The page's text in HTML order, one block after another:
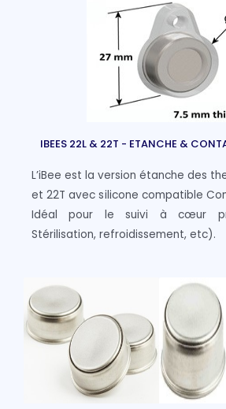
IBEES 22L & 22T - ETANCHE &
L’iBee est la version étanche des
et 22T avec silicone compatible
Idéal pour le suivi à cœur
Stérilisation, refroidissement, etc).